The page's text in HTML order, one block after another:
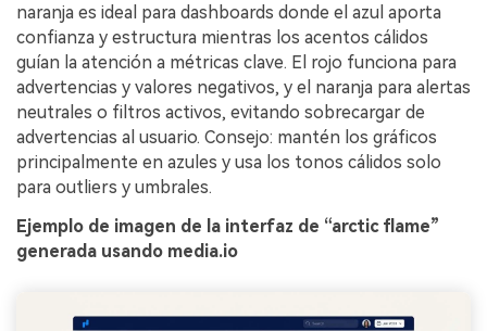
naranja es ideal para dashboards donde el azul aporta
confianza y estructura mientras los acentos cálidos
guían la atención a métricas clave. El rojo funciona para
advertencias y valores negativos, y el naranja para alertas
neutrales o filtros activos, evitando sobrecargar de
advertencias al usuario. Consejo: mantén los gráficos
principalmente en azules y usa los tonos cálidos solo
para outliers y umbrales.
Ejemplo de imagen de la interfaz de “arctic flame”
generada usando media.io